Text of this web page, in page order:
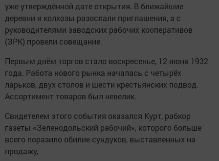
уже утверждённой дате открытия. В ближайшие
деревни и колхозы разослали приглашения, а с
руководителями заводских рабочих кооперативов
(ЗРК) провели совещание.
Первым днём торгов стало воскресенье, 12 июня 1932
года. Работа нового рынка началась с четырёх
ларьков, двух столов и шести крестьянских подвод.
Ассортимент товаров был невелик.
Свидетелем этого события оказался Курт, рабкор
газеты «Зеленодольский рабочий», которого больше
всего поразило обилие сундуков, выставленных на
продажу,